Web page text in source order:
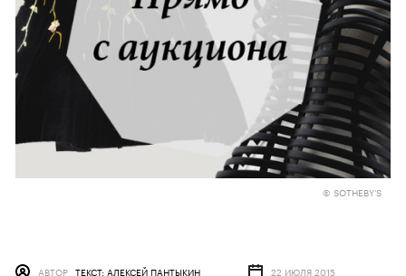
© SOTHEBY'S
АВТОР ТЕКСТ: АЛЕКСЕЙ ПАНТЫКИН 22 ИЮЛЯ 2015